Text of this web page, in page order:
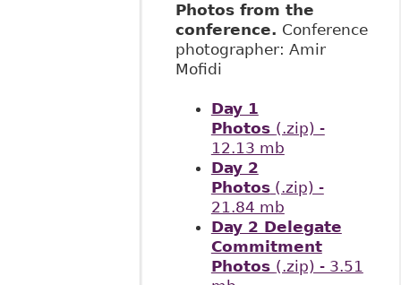
Photos from the
conference. Conference
photographer: Amir
Mofidi
Day 1
Photos (.zip) -
12.13 mb
Day 2
Photos(.zip) -
21.84 mb
Day 2 Delegate
Commitment
Photos (.zip) - 3.51